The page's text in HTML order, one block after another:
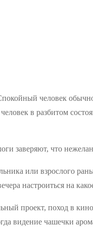
человек
в разбитом
что
или взрослого
настроиться на
проект, поход в
видение чашечки